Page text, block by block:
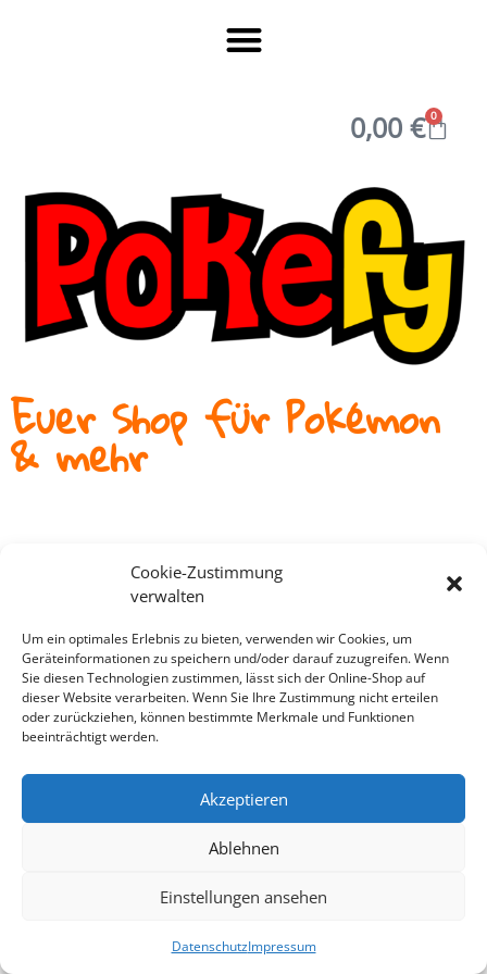
Cookie-Zustimmung
verwalten
Um ein optimales Erlebnis zu bieten, verwenden wir Cookies, um
Geräteinformationen zu speichern und/oder darauf zuzugreifen. Wenn
Sie diesen Technologien zustimmen, lässt sich der Online-Shop auf
dieser Website verarbeiten. Wenn Sie Ihre Zustimmung nicht erteilen
oder zurückziehen, können bestimmte Merkmale und Funktionen
beeinträchtigt werden.
Akzeptieren
Ablehnen
Einstellungen ansehen
DatenschutzImpressum
0,00 € 0
Euer Shop für Pokémon
& mehr
Hm, leider nichts gefunden...
Impressum/Kontakt
Datenschutz